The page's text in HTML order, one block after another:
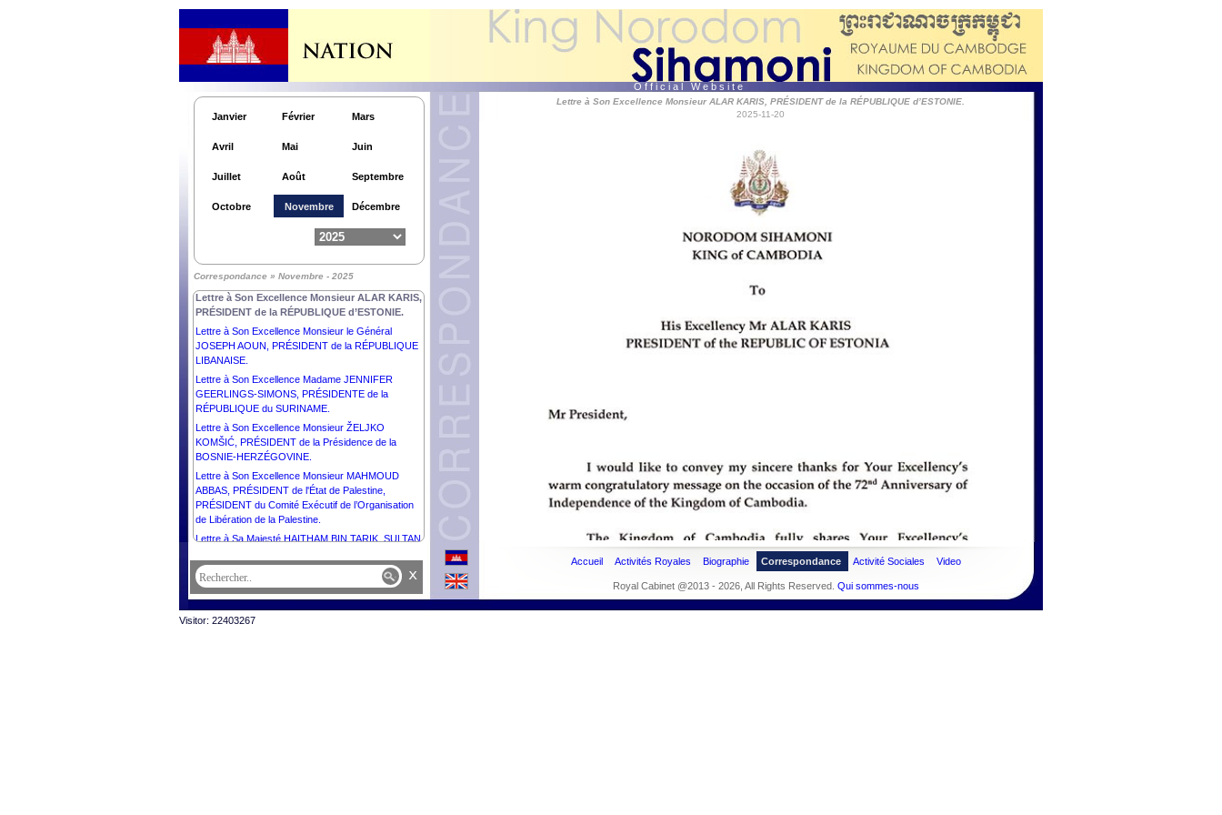
O f f i c i a l W e b s i t e
Janvier Février Mars
Avril Mai Juin
Juillet Août Septembre
Octobre Novembre Décembre
Correspondance » Novembre - 2025
Lettre à Son Excellence Monsieur RECEP TAYYIP
TÜRKIYE.
Lettre à Son Excellence Monsieur BASSIROU
RÉPUBLIQUE DU SÉNÉGAL.
Lettre à Son Excellence Monsieur VLADIMIR
PUTIN, PRÉSIDENT de la FÉDÉRATION de
Lettre à Son Excellence Monsieur MOHAMED
la RÉPUBLIQUE ISLAMIQUE DE MAURITANIE.
Lettre à Son Excellence Madame MYRIAM SPITERI
DEBONO, PRÉSIDENTE de la RÉPUBLIQUE de
Lettre à Son Excellence Madame DROUPADI
MURMU, PRÉSIDENTE de la RÉPUBLIQUE de
l’INDE.
Lettre à Son Excellence Monsieur ALAR KARIS,
PRÉSIDENT de la RÉPUBLIQUE d’ESTONIE.
Lettre à Son Excellence Monsieur le Général
JOSEPH AOUN, PRÉSIDENT de la RÉPUBLIQUE
LIBANAISE.
Lettre à Son Excellence Madame JENNIFER
GEERLINGS-SIMONS, PRÉSIDENTE de la
RÉPUBLIQUE du SURINAME.
Lettre à Son Excellence Monsieur ŽELJKO
KOMŠIĆ, PRÉSIDENT de la Présidence de la
BOSNIE-HERZÉGOVINE.
Lettre à Son Excellence Monsieur MAHMOUD
ABBAS, PRÉSIDENT de l'État de Palestine,
PRÉSIDENT du Comité Exécutif de l’Organisation
de Libération de la Palestine.
Lettre à Sa Majesté HAITHAM BIN TARIK, SULTAN
Lettre à Sa Majesté WILLEM-ALEXANDER, ROI
des PAYS-BAS.
MAROC.
Lettre à Son Excellence Monsieur ALAR KARIS, PRÉSIDENT de la RÉPUBLIQUE d’ESTONIE.
2025-11-20
x
Accueil Activités Royales Biographie Correspondance Activité Sociales Video
Royal Cabinet @2013 - 2026, All Rights Reserved. Qui sommes-nous
Visitor: 22403267